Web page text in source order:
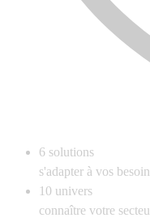
6 solutions
s'adapter à vos
10 univers
connaître votre